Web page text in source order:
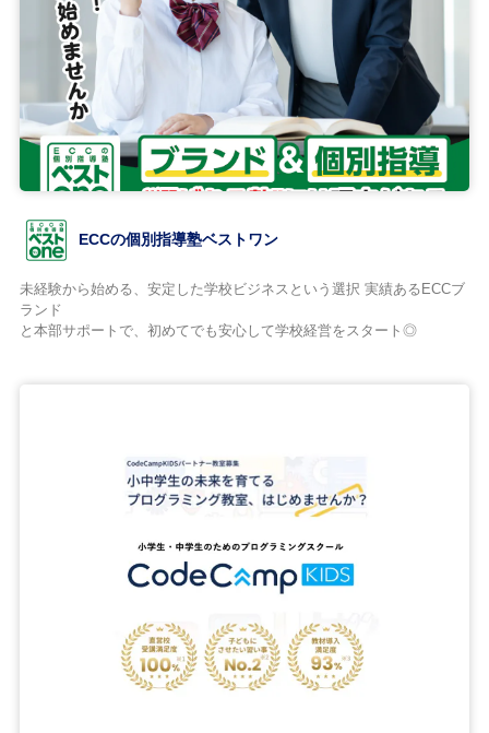
ECCの個別指導塾ベストワン
未経験から始める、安定した学校ビジネスという選択 実績あるECCブ
ランド
と本部サポートで、初めてでも安心して学校経営をスタート◎